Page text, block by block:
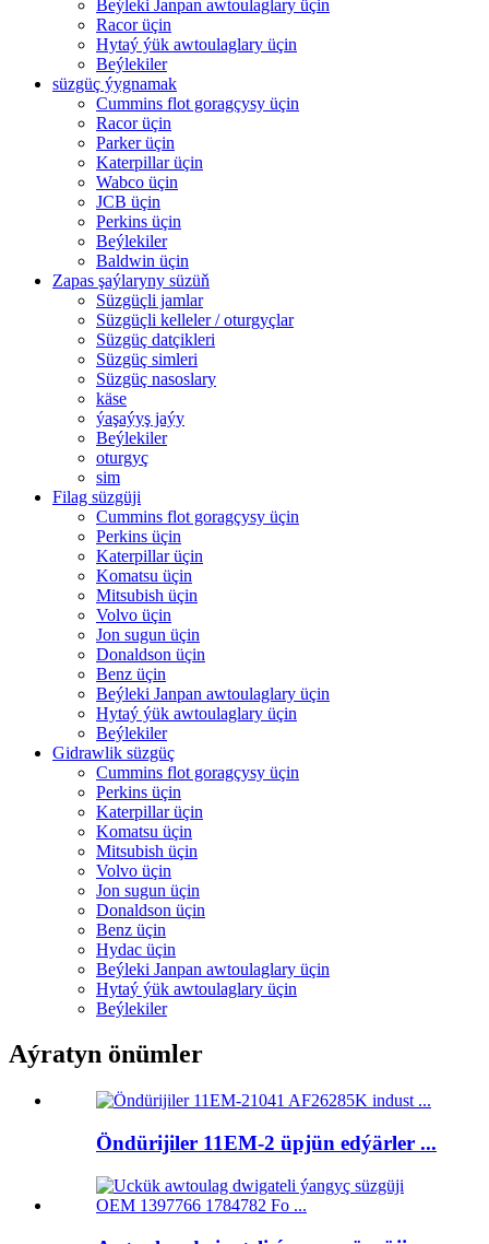
Beýleki Janpan awtoulaglary üçin
Racor üçin
Hytaý ýük awtoulaglary üçin
Beýlekiler
süzgüç ýygnamak
Cummins flot goragçysy üçin
Racor üçin
Parker üçin
Katerpillar üçin
Wabco üçin
JCB üçin
Perkins üçin
Beýlekiler
Baldwin üçin
Zapas şaýlaryny süzüň
Süzgüçli jamlar
Süzgüçli kelleler / oturgyçlar
Süzgüç datçikleri
Süzgüç simleri
Süzgüç nasoslary
käse
ýaşaýyş jaýy
Beýlekiler
oturgyç
sim
Filag süzgüji
Cummins flot goragçysy üçin
Perkins üçin
Katerpillar üçin
Komatsu üçin
Mitsubish üçin
Volvo üçin
Jon sugun üçin
Donaldson üçin
Benz üçin
Beýleki Janpan awtoulaglary üçin
Hytaý ýük awtoulaglary üçin
Beýlekiler
Gidrawlik süzgüç
Cummins flot goragçysy üçin
Perkins üçin
Katerpillar üçin
Komatsu üçin
Mitsubish üçin
Volvo üçin
Jon sugun üçin
Donaldson üçin
Benz üçin
Hydac üçin
Beýleki Janpan awtoulaglary üçin
Hytaý ýük awtoulaglary üçin
Beýlekiler
Aýratyn önümler
Öndürijiler 11EM-2 üpjün edýärler ...